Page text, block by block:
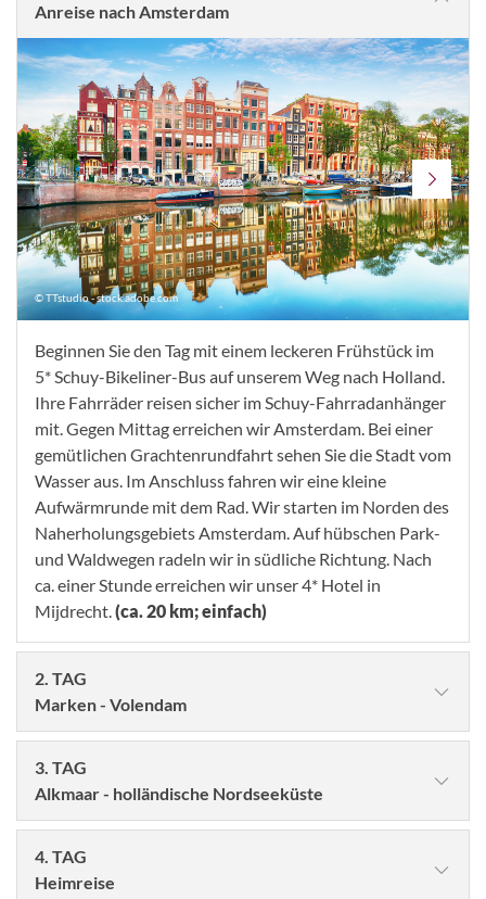
Anreise nach Amsterdam
© TTstudio - stock.adobe.com
Beginnen Sie den Tag mit einem leckeren Frühstück im
5* Schuy-Bikeliner-Bus auf unserem Weg nach Holland.
Ihre Fahrräder reisen sicher im Schuy-Fahrradanhänger
mit. Gegen Mittag erreichen wir Amsterdam. Bei einer
gemütlichen Grachtenrundfahrt sehen Sie die Stadt vom
Wasser aus. Im Anschluss fahren wir eine kleine
Aufwärmrunde mit dem Rad. Wir starten im Norden des
Naherholungsgebiets Amsterdam. Auf hübschen Park-
und Waldwegen radeln wir in südliche Richtung. Nach
ca. einer Stunde erreichen wir unser 4* Hotel in
Mijdrecht.(ca. 20 km; einfach)
2. TAG
Marken - Volendam
3. TAG
Alkmaar - holländische Nordseeküste
4. TAG
Heimreise